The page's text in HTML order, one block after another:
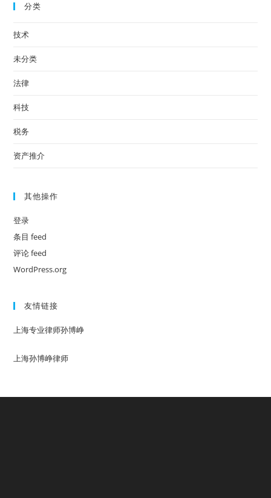
分类
技术
未分类
法律
科技
税务
资产推介
其他操作
登录
条目 feed
评论 feed
WordPress.org
友情链接
上海专业律师孙博峥
上海孙博峥律师